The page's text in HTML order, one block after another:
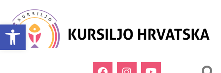
Open toolbar